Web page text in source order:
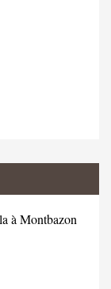
à Montbazon